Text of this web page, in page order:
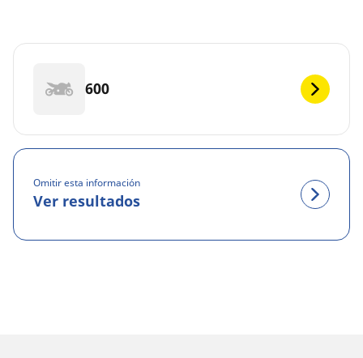
600
Omitir esta información
Ver resultados